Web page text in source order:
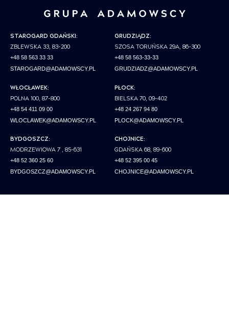
STAROGARD GDAŃSKI:
ZBLEWSKA 33, 83-200
+48 58 563 33 33
STAROGARD@ADAMOWSCY.PL
GRUDZIĄDZ:
SZOSA TORUŃSKA 29A, 86-300
+48 58 563-33-33
GRUDZIADZ@ADAMOWSCY.PL
WŁOCŁAWEK:
POLNA 100, 87-800
+48 54 411 09 00
WLOCLAWEK@ADAMOWSCY.PL
PŁOCK:
BIELSKA 70, 09-402
+48 24 267 94 80
PLOCK@ADAMOWSCY.PL
BYDGOSZCZ:
MODRZEWIOWA 7 , 85-631
+48 52 360 25 60
BYDGOSZCZ@ADAMOWSCY.PL
CHOJNICE:
GDAŃSKA 68, 89-600
+48 52 395 00 45
CHOJNICE@ADAMOWSCY.PL